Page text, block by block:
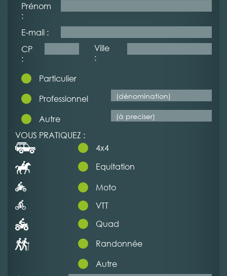
Prénom
:
E-mail :
CP
:
Ville
:
Particulier
Professionnel
Autre
VOUS PRATIQUEZ :
4x4
Equitation
Moto
VTT
Quad
Randonnée
Autre